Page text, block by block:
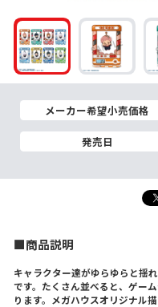
メーカー希望小売価格
発売日
■商品説明
キャラクター達がゆらゆらと揺
です。たくさん並べると、ゲー
ります。メガハウスオリジナル